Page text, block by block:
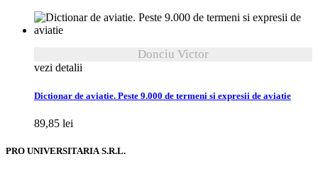
Donciu Victor
vezi detalii
Dictionar de aviatie. Peste 9.000 de termeni si expresii de aviatie
89,85 lei
PRO UNIVERSITARIA S.R.L.